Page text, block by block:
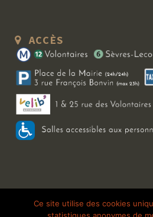
ACCÈS
Copyright 2026 Le Bal Blomet | Tous droits
Ce site utilise des cookies